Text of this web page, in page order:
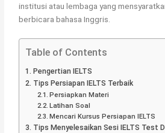
institusi atau lembaga yang
berbicara bahasa Inggris.
Table of Contents
Pengertian IELTS
Tips Persiapan IELTS Terbaik
Persiapkan Materi
Latihan Soal
Mencari Kursus Persiapan IELTS
Tips Menyelesaikan Sesi IELTS Test